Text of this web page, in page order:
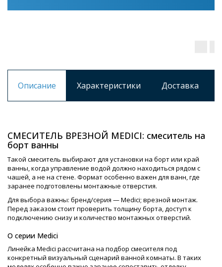
Описание Характеристики Доставка
СМЕСИТЕЛЬ ВРЕЗНОЙ MEDICI: смеситель на
борт ванны
Такой смеситель выбирают для установки на борт или край
ванны, когда управление водой должно находиться рядом с
чашей, а не на стене. Формат особенно важен для ванн, где
заранее подготовлены монтажные отверстия.
Для выбора важны: бренд/серия — Medici; врезной монтаж.
Перед заказом стоит проверить толщину борта, доступ к
подключению снизу и количество монтажных отверстий.
О серии Medici
Линейка Medici рассчитана на подбор смесителя под
конкретный визуальный сценарий ванной комнаты. В таких